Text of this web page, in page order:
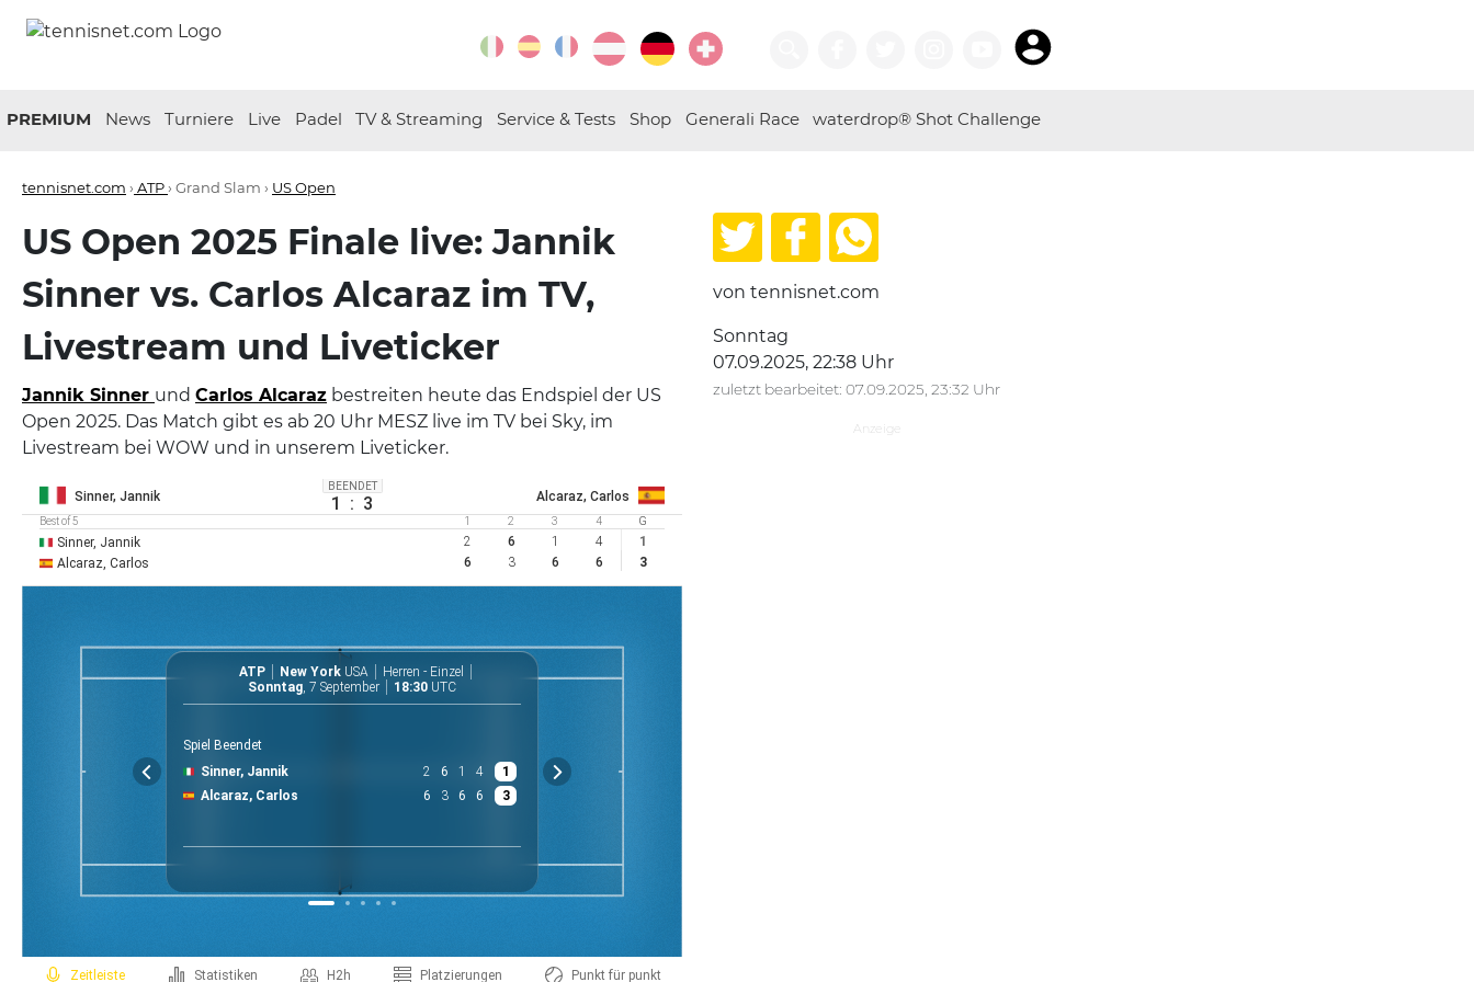
PREMIUM News Turniere Live Padel TV & Streaming Service & Tests Shop Generali Race waterdrop® Shot Challenge
tennisnet.com › ATP› Grand Slam › US Open
US Open 2025 Finale live: Jannik
Sinner vs. Carlos Alcaraz im TV,
Livestream und Liveticker
Jannik Sinner und Carlos Alcaraz bestreiten heute das Endspiel der US
Open 2025. Das Match gibt es ab 20 Uhr MESZ live im TV bei Sky, im
Livestream bei WOW und in unserem Liveticker.
Sinner, Jannik
BEENDET
1 : 3 Alcaraz, Carlos
Best of 5 1 2 3 4 G
Sinner, Jannik 2 6 1 4
1
Alcaraz, Carlos
6 3 6 6 3
ATP New York USA
Herren - Einzel
Sonntag, 7 September 18:30 UTC
Spiel Beendet
Sinner, Jannik
2 6 1 4
1
Alcaraz, Carlos
6 3 6 6 3
$ 31 620 000
zeitleiste statistiken h2h platzierungen punkt für punkt
von tennisnet.com
Sonntag
07.09.2025, 22:38 Uhr
zuletzt bearbeitet: 07.09.2025, 23:32 Uhr